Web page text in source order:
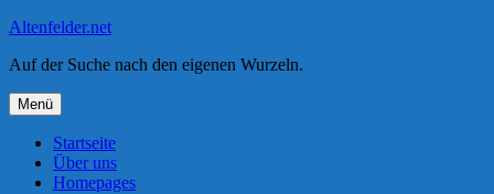
Zum
springen
Altenfelder.net
Auf der Suche nach den eigenen Wurzeln.
Menü
Startseite
Über uns
Homepages